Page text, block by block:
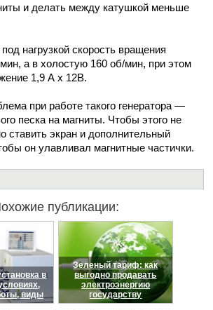
и делать между катушкой меньше
нагрузкой скорость вращения
а в холостую 160 об/мин, при этом
1,9 А х 12В.
при работе такого генератора —
песка на магниты. Чтобы этого не
ставить экран и дополнительный
он улавливал магнитные частички.
публикации:
в
виды
Зеленый тариф: как
выгодно продавать
электроэнергию
государству